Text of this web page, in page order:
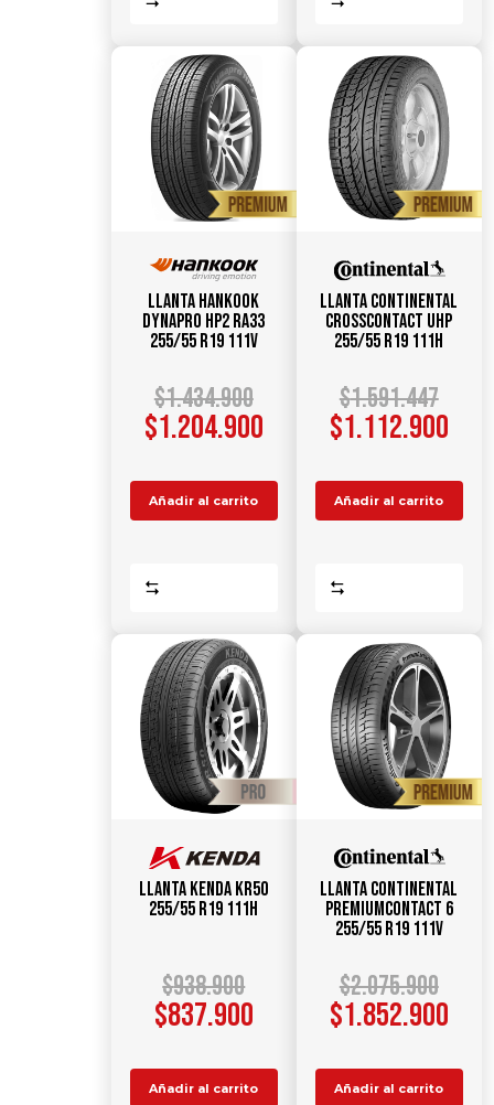
Llanta HANKOOK
Dynapro HP2 RA33
255/55 R19 111V
$1.434.900
$1.204.900
Añadir al carrito
Llanta CONTINENTAL
CrossContact UHP
255/55 R19 111H
$1.591.447
$1.112.900
Añadir al carrito
Llanta KENDA KR50
255/55 R19 111H
$938.900
$837.900
Añadir al carrito
Llanta CONTINENTAL
PremiumContact 6
255/55 R19 111V
$2.075.900
$1.852.900
Añadir al carrito